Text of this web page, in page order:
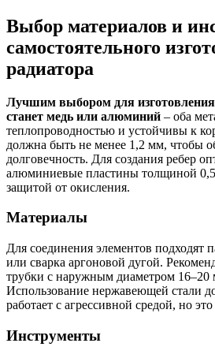
Выбор материалов и
самостоятельного
радиатора
Лучшим выбором для
станет медь или алюминий – оба
теплопроводностью и устойчивы к
должна быть не менее 1,2 мм, чтобы
долговечность. Для создания ребер
алюминиевые пластины толщиной
защитой от окисления.
Материалы
Для соединения элементов подходят
или сварка аргоновой дугой.
трубки с наружным диаметром 16–20
Использование нержавеющей стали
работает с агрессивной средой, но
Инструменты